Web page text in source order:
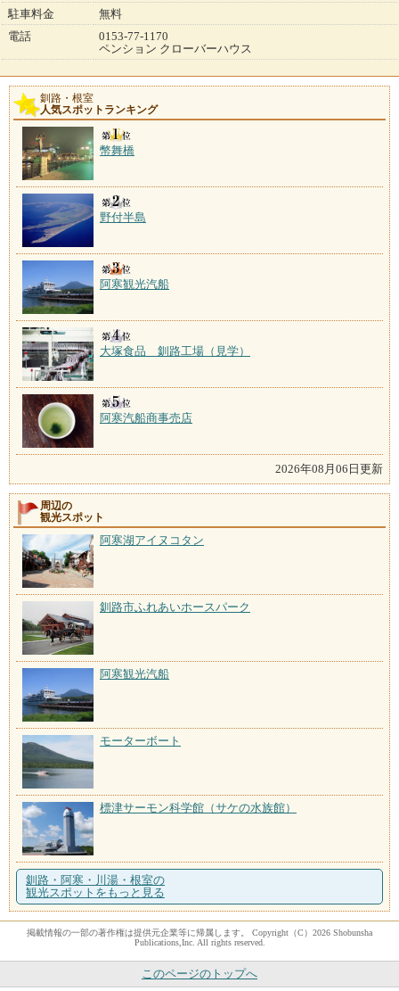
駐車料金
無料
電話
0153-77-1170
ペンション クローバーハウス
釧路・根室
人気スポットランキング
幣舞橋
野付半島
阿寒観光汽船
大塚食品 釧路工場（見学）
阿寒汽船商事売店
2026年08月06日更新
周辺の
観光スポット
阿寒湖アイヌコタン
釧路市ふれあいホースパーク
阿寒観光汽船
モーターボート
標津サーモン科学館（サケの水族館）
釧路・阿寒・川湯・根室の
観光スポットをもっと見る
掲載情報の一部の著作権は提供元企業等に帰属します。 Copyright（C）2026 Shobunsha
Publications,Inc. All rights reserved.
このページのトップへ